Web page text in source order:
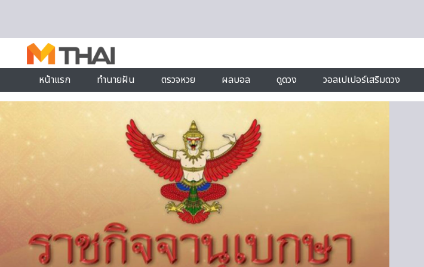
หน้าแรก
ทำนายฝัน ตรวจหวย ผลบอล ดูดวง วอลเปเปอร์เสริมดวง